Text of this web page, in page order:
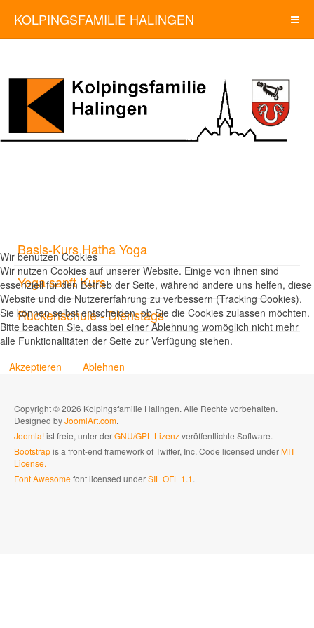
KOLPINGSFAMILIE HALINGEN
Basis-Kurs Hatha Yoga
Yoga sanft Kurs
Rückenschule - Dienstags
Copyright © 2026 Kolpingsfamilie Halingen. Alle Rechte vorbehalten.
Designed byJoomlArt.com.
Joomla!ist freie, unter derGNU/GPL-Lizenzveröffentlichte Software.
Bootstrapis a front-end framework of Twitter, Inc. Code licensed underMIT
License.
Font Awesomefont licensed underSIL OFL 1.1.
Wir benutzen Cookies
Wir nutzen Cookies auf unserer Website. Einige von ihnen sind
essenziell für den Betrieb der Seite, während andere uns helfen, diese
Website und die Nutzererfahrung zu verbessern (Tracking Cookies).
Sie können selbst entscheiden, ob Sie die Cookies zulassen möchten.
Bitte beachten Sie, dass bei einer Ablehnung womöglich nicht mehr
alle Funktionalitäten der Seite zur Verfügung stehen.
Akzeptieren
Ablehnen